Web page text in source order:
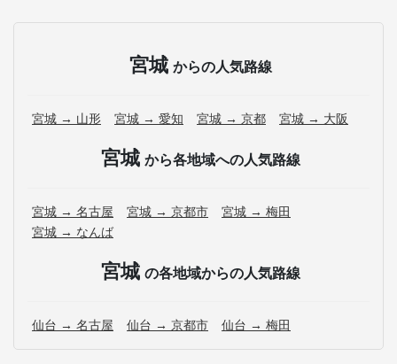
宮城 からの人気路線
宮城 → 山形 宮城 → 愛知 宮城 → 京都 宮城 → 大阪
宮城 から各地域への人気路線
宮城 → 名古屋 宮城 → 京都市
宮城 → 梅田
宮城 → なんば
宮城 の各地域からの人気路線
仙台 → 名古屋 仙台 → 京都市 仙台 → 梅田